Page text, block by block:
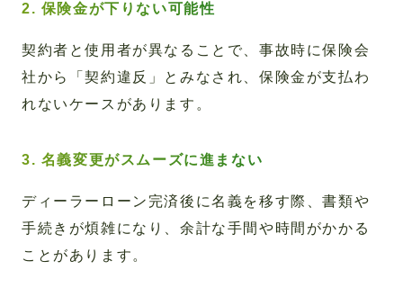
2. 保険金が下りない可能性
契約者と使用者が異なることで、事故時に保険会
社から「契約違反」とみなされ、保険金が支払わ
れないケースがあります。
3. 名義変更がスムーズに進まない
ディーラーローン完済後に名義を移す際、書類や
手続きが煩雑になり、余計な手間や時間がかかる
ことがあります。